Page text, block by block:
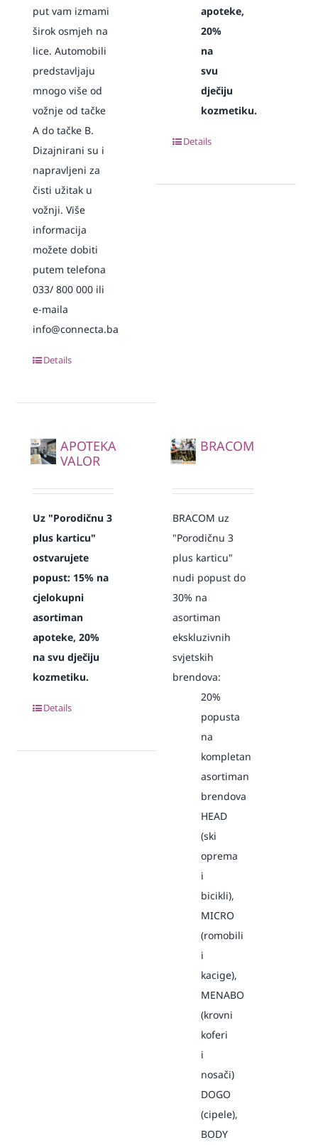
put vam izmami
širok osmjeh na
lice. Automobili
predstavljaju
mnogo više od
vožnje od tačke
A do tačke B.
Dizajnirani su i
napravljeni za
čisti užitak u
vožnji. Više
informacija
možete dobiti
putem telefona
033/ 800 000 ili
e-maila
info@connecta.ba
Details
apoteke,
20%
na
svu
dječiju
kozmetiku.
Details
APOTEKA
VALOR
Uz "Porodičnu 3
plus karticu"
ostvarujete
popust: 15% na
cjelokupni
asortiman
apoteke, 20%
na svu dječiju
kozmetiku.
Details
BRACOM
BRACOM uz
"Porodičnu 3
plus karticu"
nudi popust do
30% na
asortiman
ekskluzivnih
svjetskih
brendova:
20%
popusta
na
kompletan
asortiman
brendova
HEAD
(ski
oprema
i
bicikli),
MICRO
(romobili
i
kacige),
MENABO
(krovni
koferi
i
nosači)
DOGO
(cipele),
BODY